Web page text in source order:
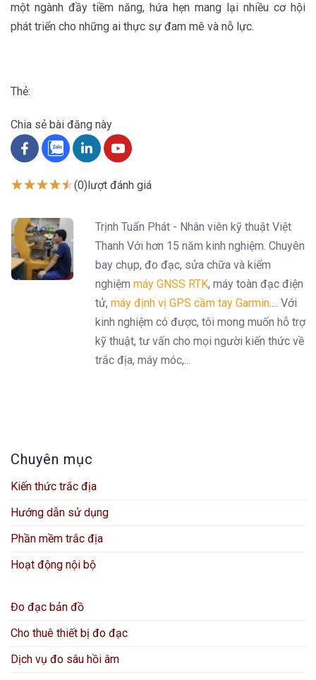
Chuyên mục
Kiến thức trắc địa
Hướng dẫn sử dụng
Phần mềm trắc địa
Hoạt động nội bộ
Đo đạc bản đồ
Cho thuê thiết bị đo đạc
Dịch vụ đo sâu hồi âm
một ngành đầy tiềm năng, hứa hẹn mang lại nhiều cơ hội
phát triển cho những ai thực sự đam mê và nỗ lực.
Thẻ:
Chia sẻ bài đăng này
(0)lượt đánh giá
Trịnh Tuấn Phát - Nhân viên kỹ thuật Việt
Thanh Với hơn 15 năm kinh nghiệm. Chuyên
bay chụp, đo đạc, sửa chữa và kiểm
nghiệm máy GNSS RTK, máy toàn đạc điện
tử, máy định vị GPS cầm tay Garmin.... Với
kinh nghiệm có được, tôi mong muốn hỗ trợ
kỹ thuật, tư vấn cho mọi người kiến thức về
trắc địa, máy móc,...